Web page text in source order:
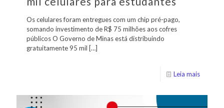
Os celulares foram entregues com um chip pré-pago,
somando investimento de R$ 75 milhões aos cofres
públicos O Governo de Minas está distribuindo
gratuitamente 95 mil […]
Leia mais